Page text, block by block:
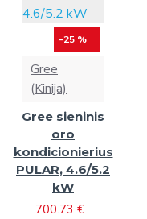
-25 %
Gree
(Kinija)
Gree sieninis
oro
kondicionierius
PULAR, 4.6/5.2
kW
700.73 €